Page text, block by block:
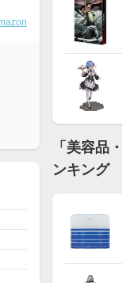
「美容品
ンキング